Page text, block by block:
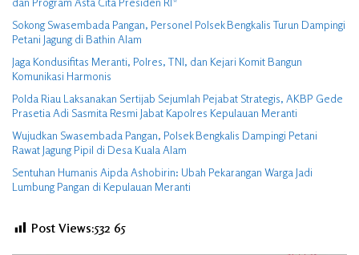
Sokong Swasembada Pangan, Personel Polsek Bengkalis Turun Dampingi
Petani Jagung di Bathin Alam
Jaga Kondusifitas Meranti, Polres, TNI, dan Kejari Komit Bangun
Komunikasi Harmonis
Polda Riau Laksanakan Sertijab Sejumlah Pejabat Strategis, AKBP Gede
Prasetia Adi Sasmita Resmi Jabat Kapolres Kepulauan Meranti
Wujudkan Swasembada Pangan, Polsek Bengkalis Dampingi Petani
Rawat Jagung Pipil di Desa Kuala Alam
Sentuhan Humanis Aipda Ashobirin: Ubah Pekarangan Warga Jadi
Lumbung Pangan di Kepulauan Meranti
Post Views:532 65